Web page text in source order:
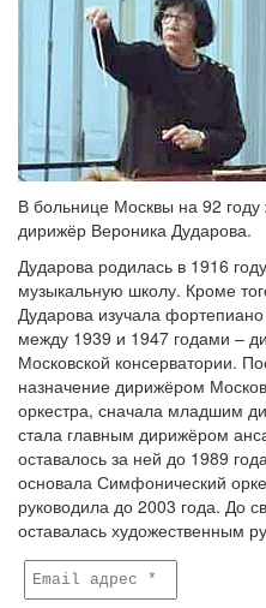
В больнице Москвы на 92 году
дирижёр Вероника Дударова.
Дударова родилась в 1916
музыкальную школу. Кроме
Дударова изучала
между 1939 и 1947 годами –
Московской консерватории.
назначение дирижёром
оркестра, сначала младшим
стала главным дирижёром
оставалось за ней до 1989
основала Симфонический
руководила до 2003 года. До
оставалась художественным